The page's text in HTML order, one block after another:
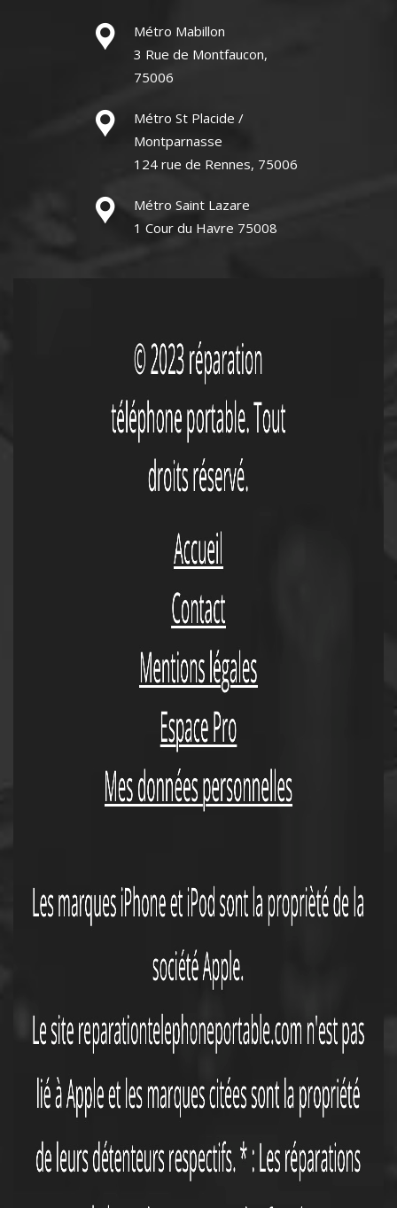
Métro Mabillon
3 Rue de Montfaucon,
75006
Métro St Placide /
Montparnasse
124 rue de Rennes, 75006
Métro Saint Lazare
1 Cour du Havre 75008